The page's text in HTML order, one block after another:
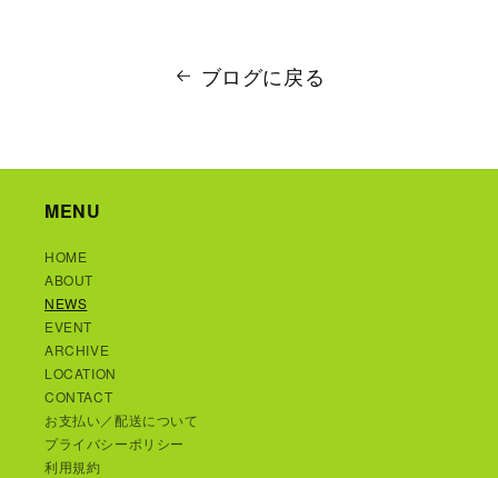
ブログに戻る
MENU
HOME
ABOUT
NEWS
EVENT
ARCHIVE
LOCATION
CONTACT
お支払い／配送について
プライバシーポリシー
利用規約